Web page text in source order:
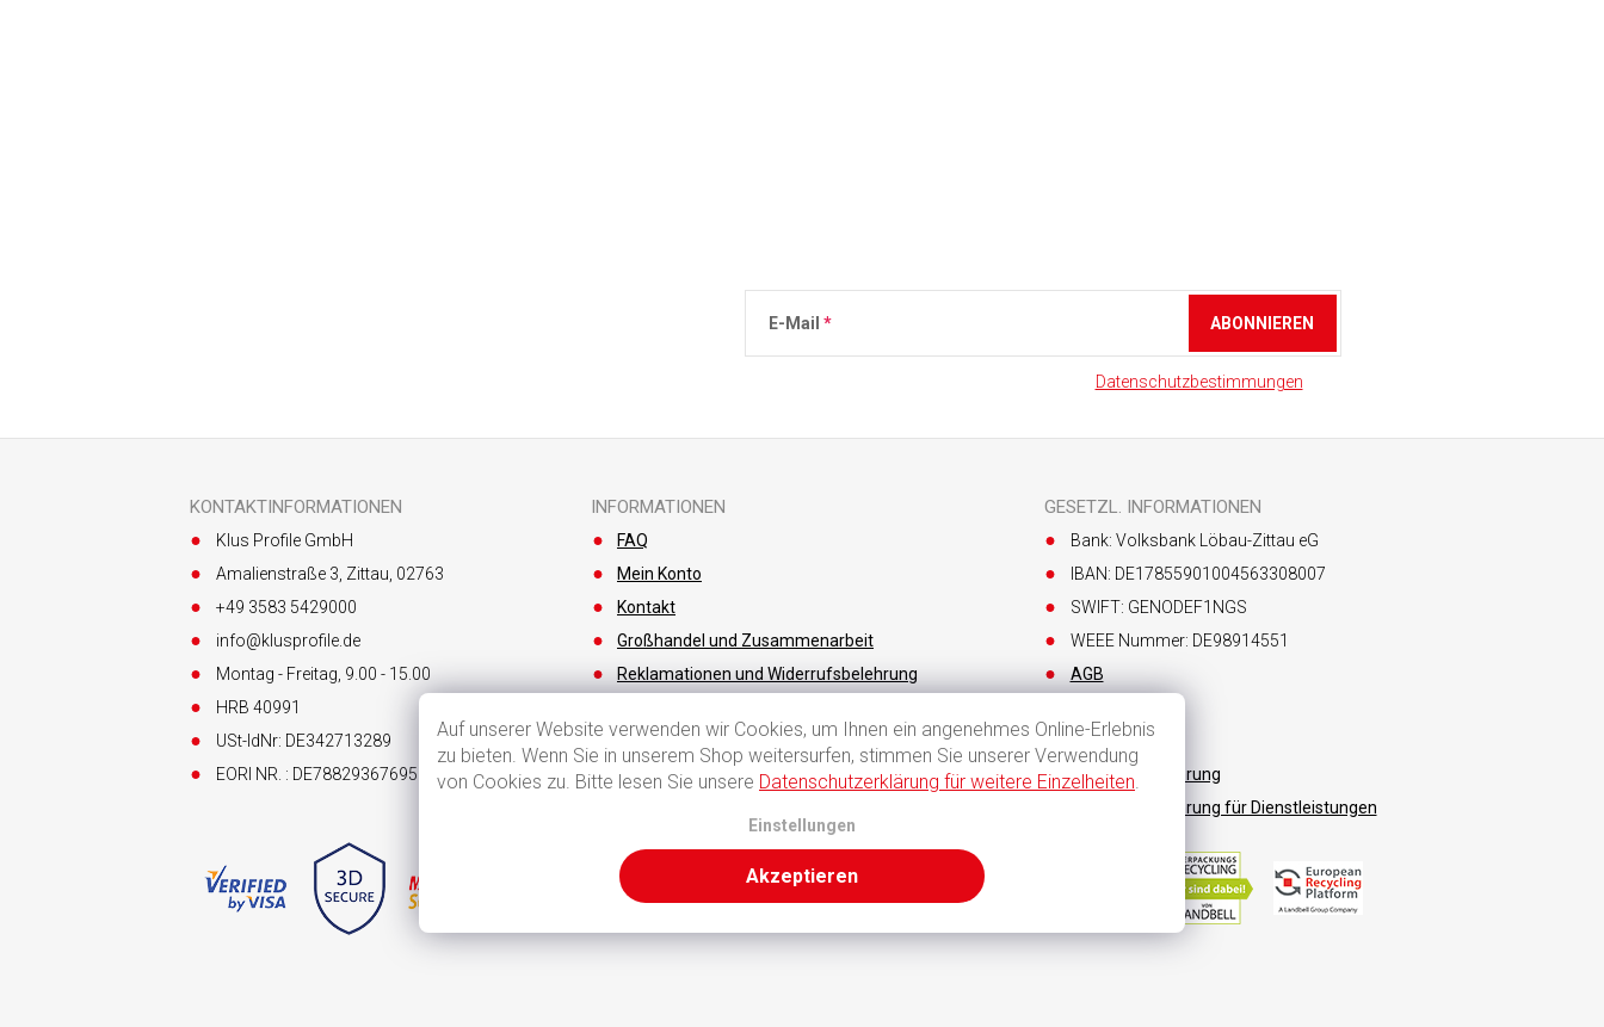
Auf unserer Website verwenden wir Cookies, um Ihnen ein angenehmes Online-Erlebnis
zu bieten. Wenn Sie in unserem Shop weitersurfen, stimmen Sie unserer Verwendung
von Cookies zu. Bitte lesen Sie unsere Datenschutzerklärung für weitere Einzelheiten.
Einstellungen
Akzeptieren
E-Mail
Datenschutzbestimmungen
ABONNIEREN
KONTAKTINFORMATIONEN
Klus Profile GmbH
Amalienstraße 3, Zittau, 02763
+49 3583 5429000
info@klusprofile.de
Montag - Freitag, 9.00 - 15.00
HRB 40991
USt-IdNr: DE342713289
EORI NR. : DE7882936769563123
INFORMATIONEN
FAQ
Mein Konto
Kontakt
Großhandel und Zusammenarbeit
Reklamationen und Widerrufsbelehrung
Versandkosten und Lieferzeiten
GESETZL. INFORMATIONEN
Bank: Volksbank Löbau-Zittau eG
IBAN: DE17855901004563308007
SWIFT: GENODEF1NGS
WEEE Nummer: DE98914551
AGB
Impressum
Widerrufsbelehrung
Widerrufsbelehrung für Dienstleistungen